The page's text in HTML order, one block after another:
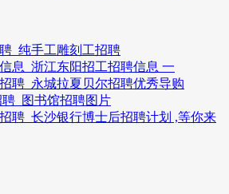
_纯手工雕刻工招聘
息_浙江东阳招工招聘信息 一
聘_永城拉夏贝尔招聘优秀导购
聘_图书馆招聘图片
聘_长沙银行博士后招聘计划 ,等你来